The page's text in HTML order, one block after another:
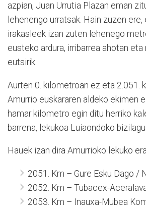
azpian, Juan Urrutia Plazan eman
lehenengo urratsak. Hain zuzen
irakasleek izan zuten lehenego
eusteko ardura, irribarrea ahotan
eutsirik.
Aurten 0. kilometroan ez eta 2.051.
Amurrio euskararen aldeko ekimen
hamar kilometro egin ditu herriko
barrena, lekukoa Luiaondoko
Hauek izan dira Amurrioko lekuko
2051. Km – Gure Esku Dago /
2052. Km – Tubacex-
2053. Km – Inauxa-Mubea